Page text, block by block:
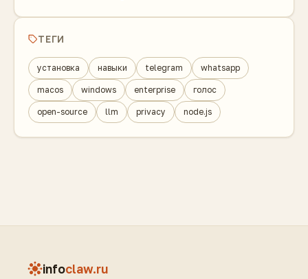
ТЕГИ
установка навыки telegram whatsapp
macos windows enterprise голос
open-source llm privacy node.js
infoclaw.ru